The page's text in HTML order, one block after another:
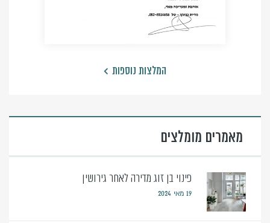
המלצות נוספות
מאמרים מומלצים
פינוי בן זוג מדירה לאחר גירושין
19 מאי 2024